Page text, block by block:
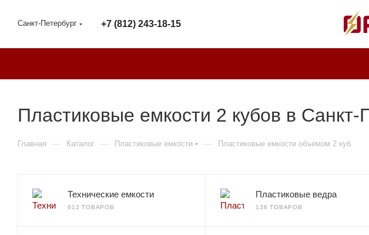
Санкт-Петербург +7 (812) 243-18-15
Пластиковые емкости 2 кубов в Санкт-
Главная — Каталог — Пластиковые емкости — Пластиковые емкости объемом 2 куб
Технические емкости
612 ТОВАРОВ
Пластиковые ведра
136 ТОВАРОВ